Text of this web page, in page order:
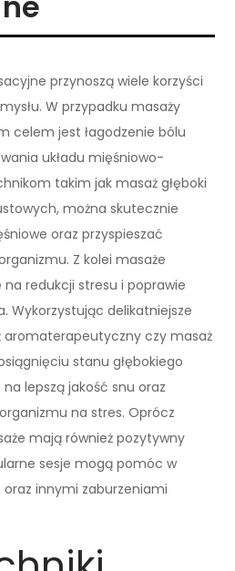
przynoszą wiele korzyści
W przypadku masaży
celem jest łagodzenie bólu
układu mięśniowo-
takim jak masaż głęboki
można skutecznie
oraz przyspieszać
Z kolei masaże
na redukcji stresu i poprawie
Wykorzystując delikatniejsze
aromaterapeutyczny czy masaż
stanu głębokiego
na lepszą jakość snu oraz
na stres. Oprócz
mają również pozytywny
sesje mogą pomóc w
innymi zaburzeniami